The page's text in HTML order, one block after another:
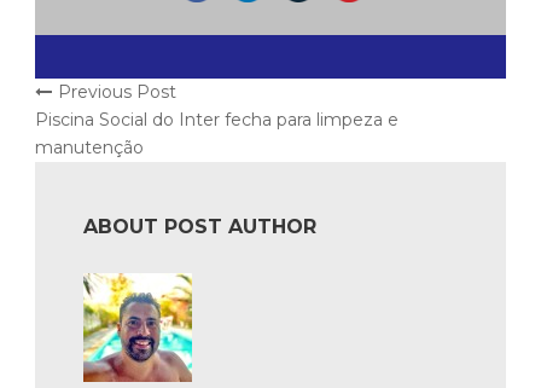
Previous Post
Piscina Social do Inter fecha para limpeza e
manutenção
ABOUT POST AUTHOR